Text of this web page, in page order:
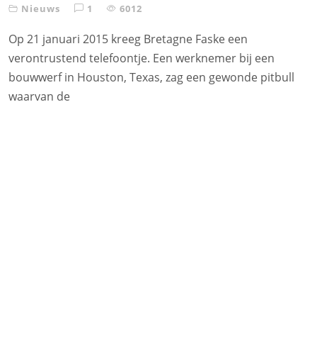
Nieuws 1 6012
Op 21 januari 2015 kreeg Bretagne Faske een
verontrustend telefoontje. Een werknemer bij een
bouwwerf in Houston, Texas, zag een gewonde pitbull
waarvan de